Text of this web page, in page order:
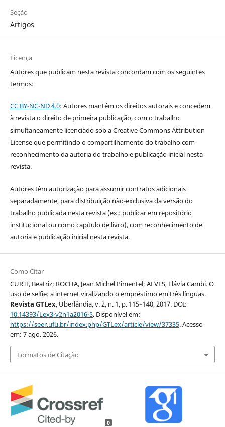
Seção
Artigos
Licença
Autores que publicam nesta revista concordam com os seguintes
termos:
CC BY-NC-ND 4.0: Autores mantém os direitos autorais e concedem
à revista o direito de primeira publicação, com o trabalho
simultaneamente licenciado sob a Creative Commons Attribution
License que permitindo o compartilhamento do trabalho com
reconhecimento da autoria do trabalho e publicação inicial nesta
revista.
Autores têm autorização para assumir contratos adicionais
separadamente, para distribuição não-exclusiva da versão do
trabalho publicada nesta revista (ex.: publicar em repositório
institucional ou como capítulo de livro), com reconhecimento de
autoria e publicação inicial nesta revista.
Como Citar
CURTI, Beatriz; ROCHA, Jean Michel Pimentel; ALVES, Flávia Cambi. O
uso de selfie: a internet viralizando o empréstimo em três línguas.
Revista GTLex, Uberlândia, v. 2, n. 1, p. 115–140, 2017. DOI:
10.14393/Lex3-v2n1a2016-5. Disponível em:
https://seer.ufu.br/index.php/GTLex/article/view/37335. Acesso
em: 7 ago. 2026.
Formatos de Citação
0